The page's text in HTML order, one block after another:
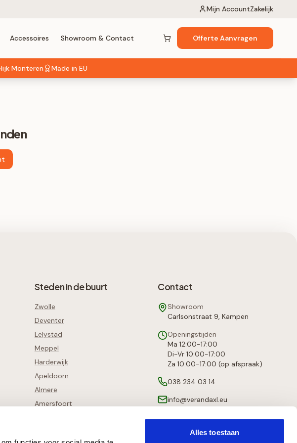
Alles toestaan
Mijn AccountZakelijk
Accessoires Showroom & Contact Winkelwagen (0items)
Offerte Aanvragen
Monteren Made in EU
Steden in de buurt
Zwolle
Deventer
Lelystad
Meppel
Harderwijk
Apeldoorn
Almere
Amersfoort
Contact
Showroom
Carlsonstraat 9, Kampen
Openingstijden
Ma 12:00-17:00
Di-Vr 10:00-17:00
Za 10:00-17:00 (op afspraak)
038 234 03 14
info@verandaxl.eu